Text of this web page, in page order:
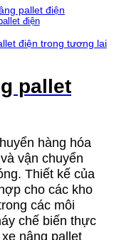
pallet điện
điện
điện trong tương lai
pallet
hàng hóa
vận chuyển
Thiết kế của
cho các kho
các môi
chế biến thực
nâng pallet